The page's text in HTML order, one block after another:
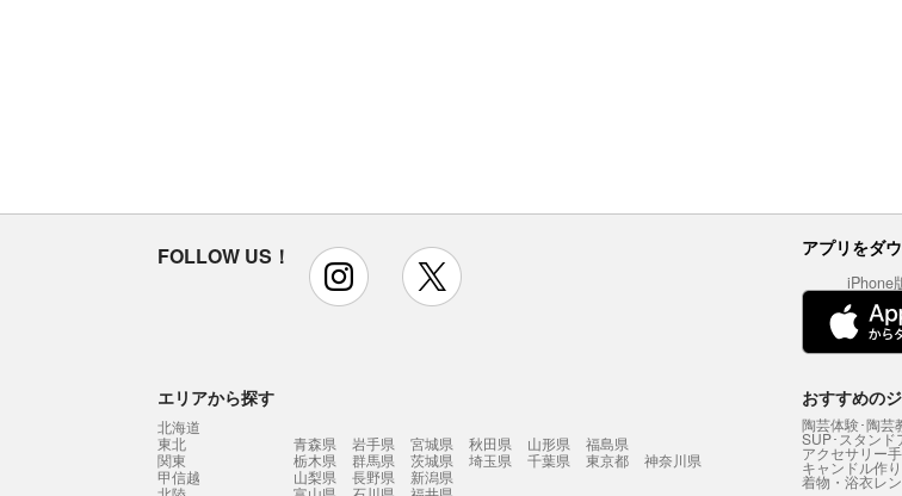
FOLLOW US！ instagram アプリをダ
iPhone
エリアから探す
北海道
東北
青森県 岩手県 宮城県 秋田県 山形県
福島県
関東
栃木県 群馬県 茨城県 埼玉県 千葉県 東京都
神奈川県
甲信越
山梨県 長野県
新潟県
おすすめの
陶芸体験･陶芸
SUP･スタンド
アクセサリー
キャンドル作り
着物・浴衣レ